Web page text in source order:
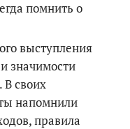
помнить о
выступления
значимости
своих
напомнили
правила